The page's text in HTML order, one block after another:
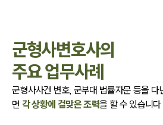
언론보도
법률 블로그
법률서식
뉴스레터/브로슈어
군형사변호사의
주요 업무사례
군형사사건 변호, 군부대 법률자문 등을 다
면 각 상황에 걸맞은 조력을 할 수 있습니다